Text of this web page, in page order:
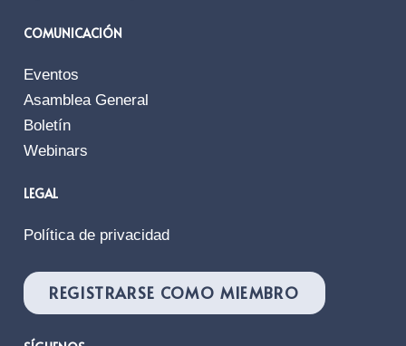
COMUNICACIÓN
Eventos
Asamblea General
Boletín
Webinars
LEGAL
Política de privacidad
REGISTRARSE COMO MIEMBRO